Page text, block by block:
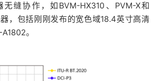
缝协作，如BVM-HX310、PVM-X和
，包括刚刚发布的宽色域18.4英寸高清
。